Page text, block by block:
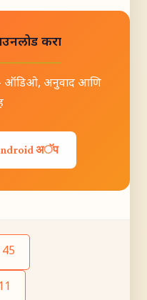
करा
- ऑडिओ, अनुवाद आणि
अॅप